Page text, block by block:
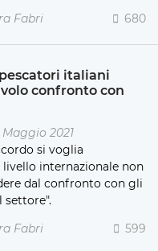
Fabri 680
italiani
confronto con
2021
si voglia
livello internazionale non
dal confronto con gli
settore".
Fabri
599